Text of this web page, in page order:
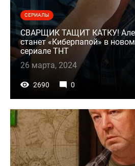
СЕРИАЛЫ
СВАРЩИК ТАЩИТ КАТКУ!
станет «Киберпапой» в
сериале ТНТ
26 марта, 2024
2690 0